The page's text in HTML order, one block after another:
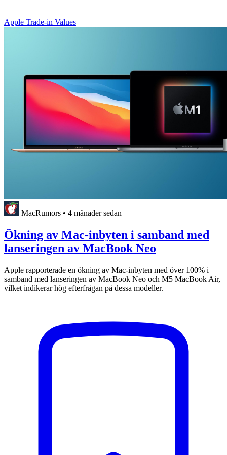
Apple Trade-in Values
MacRumors • 4 månader sedan
Ökning av Mac-inbyten i samband med
lanseringen av MacBook Neo
Apple rapporterade en ökning av Mac-inbyten med över 100% i
samband med lanseringen av MacBook Neo och M5 MacBook Air,
vilket indikerar hög efterfrågan på dessa modeller.